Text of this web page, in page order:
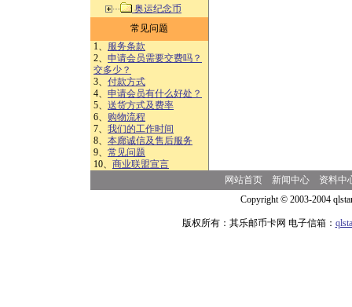
奥运纪念币
常见问题
1、 服务条款
2、 申请会员需要交费吗？
交多少？
3、 付款方式
4、 申请会员有什么好处？
5、 送货方式及费率
6、 购物流程
7、 我们的工作时间
8、 本廊诚信及售后服务
9、 常见问题
10、 商业联盟宣言
网站首页 新闻中心
资料中
Copyright © 2003-2004
版权所有：其乐邮币卡网 电子信箱：